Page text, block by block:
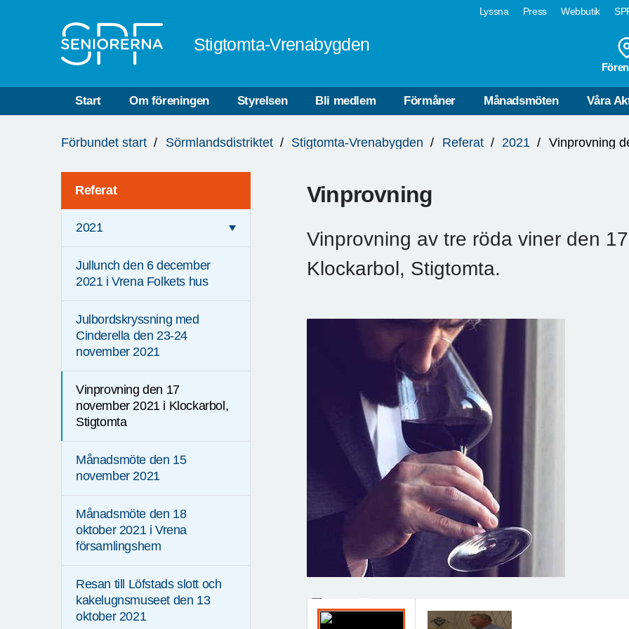
Lyssna Press Webbutik
Stigtomta-Vrenabygden
Start Om föreningen Styrelsen Bli medlem Förmåner Månadsmöten Våra
är
Förbundet start Sörmlandsdistriktet Stigtomta-Vrenabygden Referat 2021
Referat
2021
Jullunch den 6 december
2021 i Vrena Folkets hus
Julbordskryssning med
Cinderella den 23-24
november 2021
Vinprovning den 17
november 2021 i Klockarbol,
Stigtomta
Månadsmöte den 15
november 2021
Månadsmöte den 18
oktober 2021 i Vrena
församlingshem
Resan till Löfstads slott och
kakelugnsmuseet den 13
oktober 2021
Vinprovning
Vinprovning av tre röda viner den
Klockarbol, Stigtomta.
Previous